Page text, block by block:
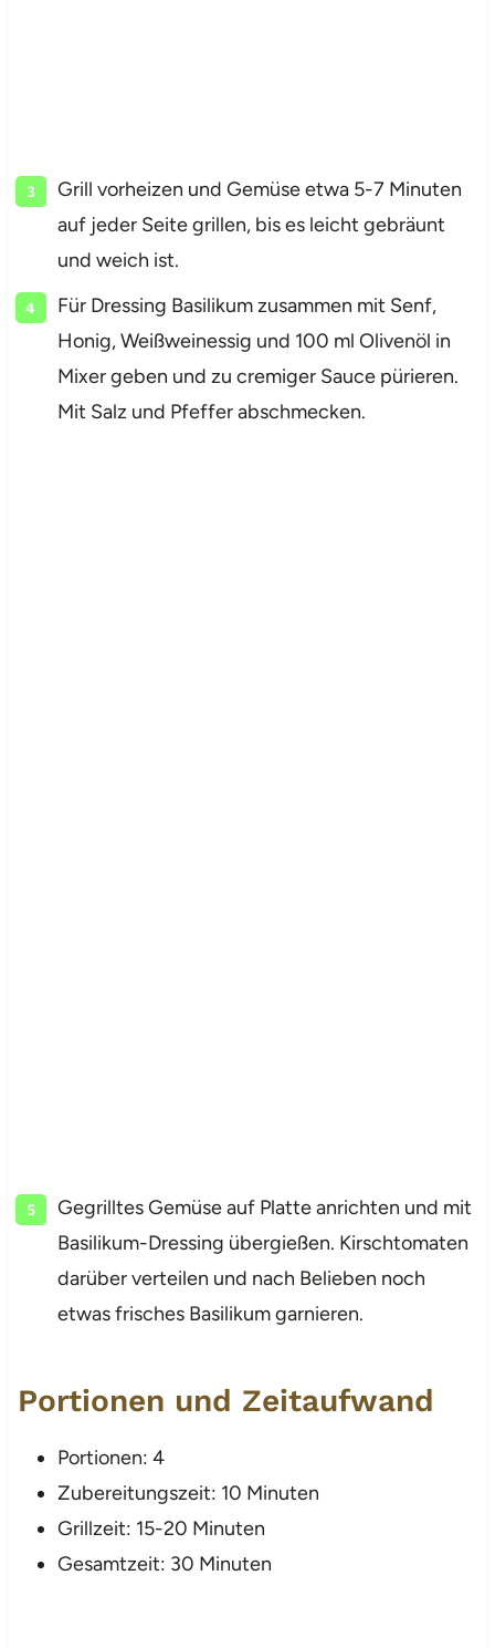
Grill vorheizen und Gemüse etwa 5-7 Minuten
auf jeder Seite grillen, bis es leicht gebräunt
und weich ist.
Für Dressing Basilikum zusammen mit Senf,
Honig, Weißweinessig und 100 ml Olivenöl in
Mixer geben und zu cremiger Sauce pürieren.
Mit Salz und Pfeffer abschmecken.
Gegrilltes Gemüse auf Platte anrichten und mit
Basilikum-Dressing übergießen. Kirschtomaten
darüber verteilen und nach Belieben noch
etwas frisches Basilikum garnieren.
Portionen und Zeitaufwand
Portionen: 4
Zubereitungszeit: 10 Minuten
Grillzeit: 15-20 Minuten
Gesamtzeit: 30 Minuten